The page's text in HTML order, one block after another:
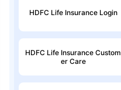
HDFC Life Insurance Login
HDFC Life Insurance Custom
er Care